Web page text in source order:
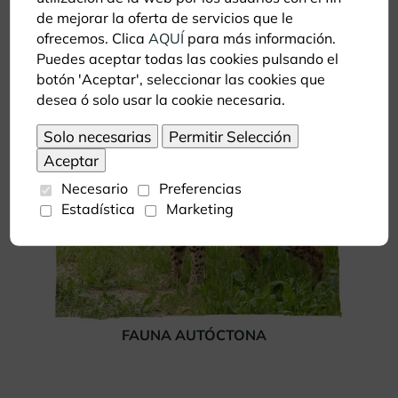
FAUNA AUSTRALIANA
FAUNA AUTÓCTONA
de mejorar la oferta de servicios que le
ofrecemos. Clica AQUÍ para más información.
Puedes aceptar todas las cookies pulsando el
botón 'Aceptar', seleccionar las cookies que
desea ó solo usar la cookie necesaria.
Necesario
Preferencias
Estadística
Marketing